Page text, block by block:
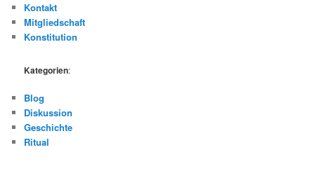
Kontakt
Mitgliedschaft
Konstitution
Kategorien:
Blog
Diskussion
Geschichte
Ritual